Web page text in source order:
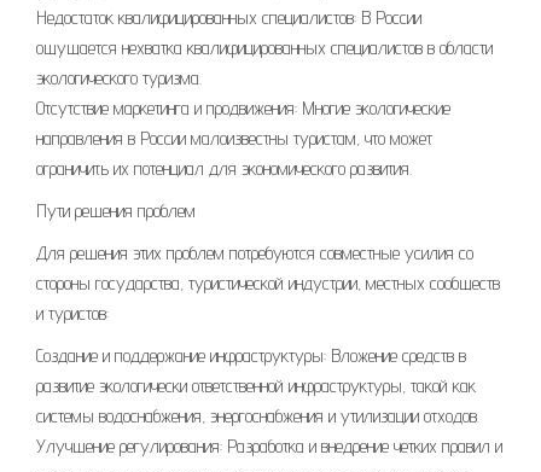
Недостаток квалифицированных специалистов: В России
ощущается нехватка квалифицированных специалистов в области
экологического туризма.
Отсутствие маркетинга и продвижения: Многие экологические
направления в России малоизвестны туристам, что может
ограничить их потенциал для экономического развития.
Пути решения проблем
Для решения этих проблем потребуются совместные усилия со
стороны государства, туристической индустрии, местных сообществ
и туристов:
Создание и поддержание инфраструктуры: Вложение средств в
развитие экологически ответственной инфраструктуры, такой как
системы водоснабжения, энергоснабжения и утилизации отходов.
Улучшение регулирования: Разработка и внедрение четких правил и